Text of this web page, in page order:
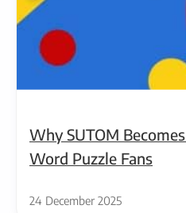
Why SUTOM
Word Puzzle Fans
24 December 2025